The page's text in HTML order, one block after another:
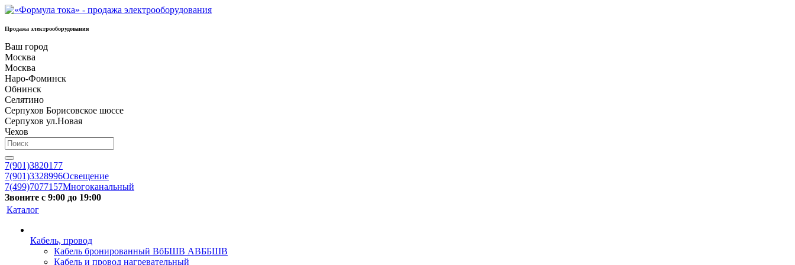
Продажа электрооборудования
Ваш город
Москва
Москва
Наро-Фоминск
Обнинск
Селятино
Серпухов Борисовское шоссе
Серпухов ул.Новая
Чехов
7(901)3820177
7(901)3328996Освещение
7(499)7077157Многоканальный
Звоните с 9:00 до 19:00
Каталог
Кабель, провод
Кабель бронированный ВбБШВ АВББШВ
Кабель и провод нагревательный